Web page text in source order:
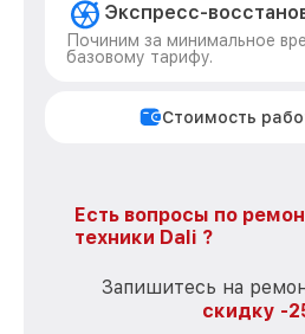
Экспресс-
Починим за минимальное
базовому тарифу.
Стоимость
Есть вопросы по
техники Dali ?
Запишитесь на
скидку -